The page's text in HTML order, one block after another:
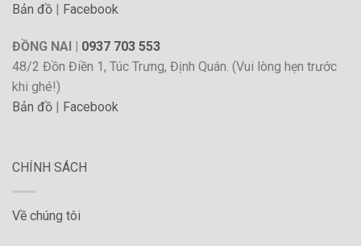
Bản đồ | Facebook
ĐỒNG NAI | 0937 703 553
48/2 Đồn Điền 1, Túc Trưng, Định Quán. (Vui lòng hẹn trước
khi ghé!)
Bản đồ | Facebook
CHÍNH SÁCH
Về chúng tôi